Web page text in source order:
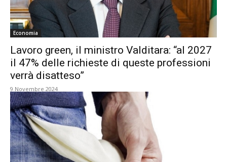
Economia
Lavoro green, il ministro Valditara: “al 2027
il 47% delle richieste di queste professioni
verrà disatteso”
9 Novembre 2024